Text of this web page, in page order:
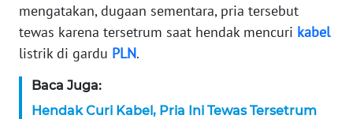
mengatakan, dugaan sementara, pria tersebut
tewas karena tersetrum saat hendak mencuri kabel
listrik di gardu PLN.
Baca Juga:
Hendak Curi Kabel, Pria Ini Tewas Tersetrum
DISCLAIMER
News
Regional